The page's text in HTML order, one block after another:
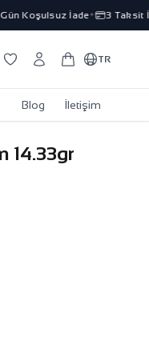
Koşulsuz İade✦ 3 Taksit
TR
Blog İletişim
14.33gr